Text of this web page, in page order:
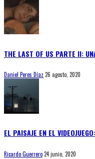
THE LAST OF US PARTE II:
Daniel Peres Díaz 26 agosto, 2020
EL PAISAJE EN EL
Ricardo Guerrero24 junio, 2020